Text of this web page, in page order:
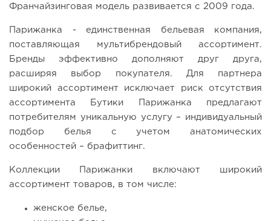
Франчайзинговая модель развивается с 2009 года.
Парижанка - единственная бельевая компания,
поставляющая мультибрендовый ассортимент.
Бренды эффективно дополняют друг друга,
расширяя выбор покупателя. Для партнера
широкий ассортимент исключает риск отсутствия
ассортимента Бутики Парижанка предлагают
потребителям уникальную услугу – индивидуальный
подбор белья с учетом анатомических
особенностей – брафиттинг.
Коллекции Парижанки включают широкий
ассортимент товаров, в том числе:
женское белье,